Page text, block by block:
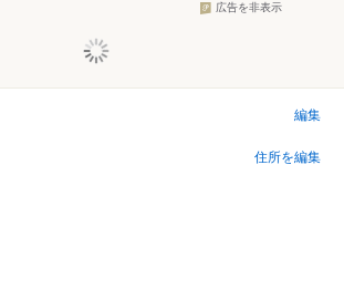
広告を非表示
編集
住所を編集